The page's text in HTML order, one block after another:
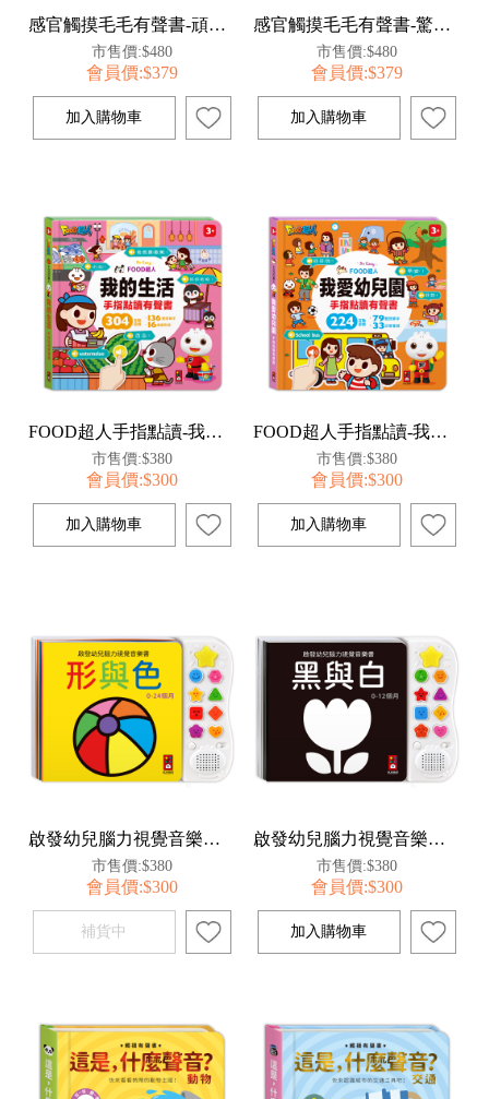
感官觸摸毛毛有聲書-頑皮動物
市售價:$480
會員價:$379
感官觸摸毛毛有聲書-驚奇動物
市售價:$480
會員價:$379
FOOD超人手指點讀-我的生活(互動有聲書)
市售價:$380
會員價:$300
FOOD超人手指點讀-我愛幼兒園(互動有聲書)
市售價:$380
會員價:$300
啟發幼兒腦力視覺音樂書-形與色*新版
市售價:$380
會員價:$300
啟發幼兒腦力視覺音樂書-黑與白*新版
市售價:$380
會員價:$300